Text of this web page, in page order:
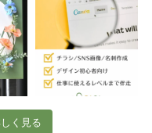
く見る